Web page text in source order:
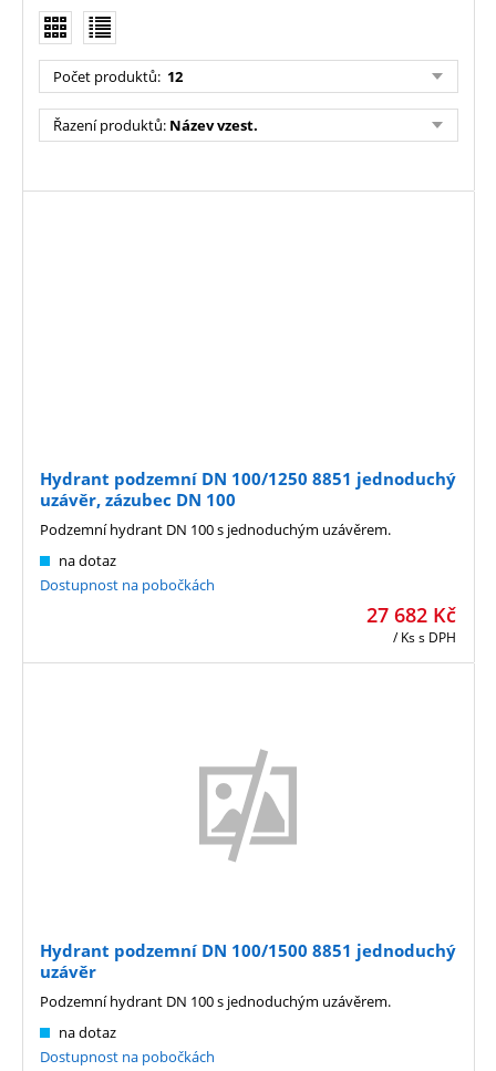
Počet produktů: 12
Řazení produktů: Název vzest.
Hydrant podzemní DN 100/1250 8851 jednoduchý
uzávěr, zázubec DN 100
27 682 Kč
/ Kss DPH
na dotaz
Dostupnost na pobočkách
Podzemní hydrant DN 100 s jednoduchým uzávěrem.
Hydrant podzemní DN 100/1500 8851 jednoduchý
uzávěr
na dotaz
Dostupnost na pobočkách
Podzemní hydrant DN 100 s jednoduchým uzávěrem.